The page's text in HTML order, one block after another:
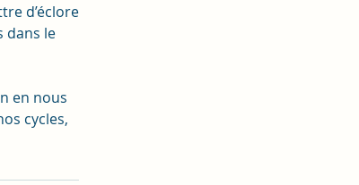
d’éclore
dans le
en nous
cycles,